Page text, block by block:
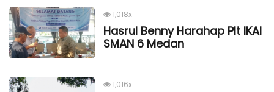
1,018x
Hasrul Benny Harahap Plt IKAl
SMAN 6 Medan
1,016x